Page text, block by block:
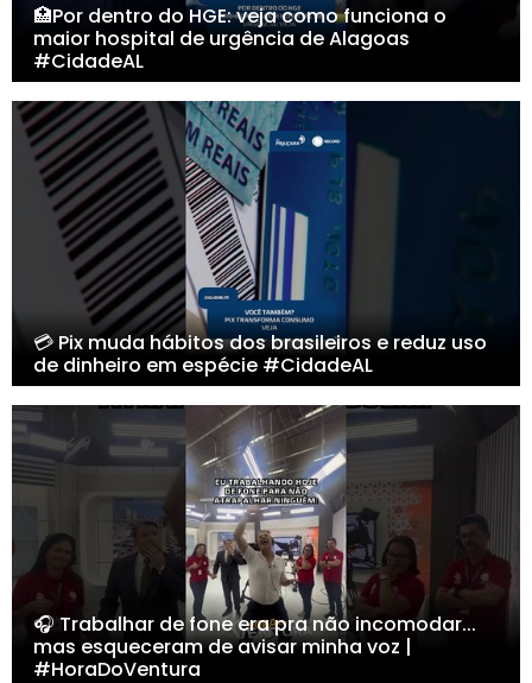
🏥Por dentro do HGE: veja como funciona o
maior hospital de urgência de Alagoas
#CidadeAL
💳 Pix muda hábitos dos brasileiros e reduz uso
de dinheiro em espécie #CidadeAL
🎧 Trabalhar de fone era pra não incomodar...
mas esqueceram de avisar minha voz |
#HoraDoVentura